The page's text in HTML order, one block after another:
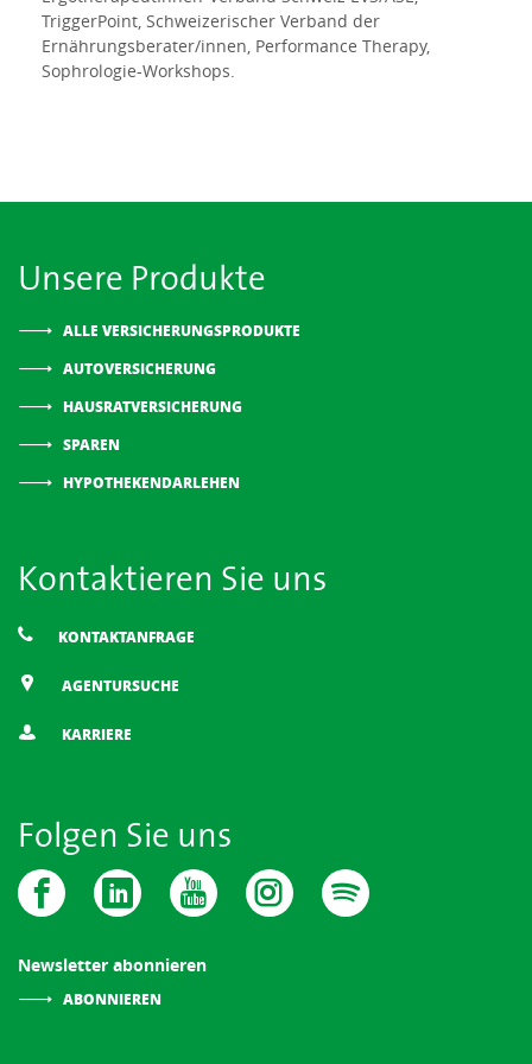
TriggerPoint, Schweizerischer Verband der
Ernährungsberater/innen, Performance Therapy,
Sophrologie-Workshops.
Unsere Produkte
ALLE VERSICHERUNGSPRODUKTE
AUTOVERSICHERUNG
HAUSRATVERSICHERUNG
SPAREN
HYPOTHEKENDARLEHEN
Kontaktieren Sie uns
KONTAKTANFRAGE
AGENTURSUCHE
KARRIERE
Folgen Sie uns
Newsletter abonnieren
ABONNIEREN